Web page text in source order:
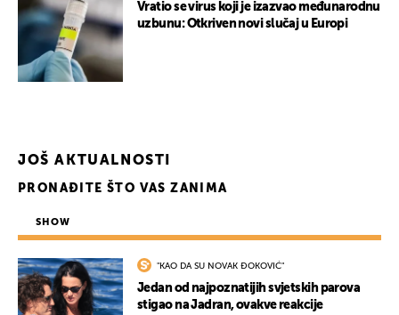
Vratio se virus koji je izazvao međunarodnu
uzbunu: Otkriven novi slučaj u Europi
JOŠ AKTUALNOSTI
PRONAĐITE ŠTO VAS ZANIMA
SHOW
"KAO DA SU NOVAK ĐOKOVIĆ"
Jedan od najpoznatijih svjetskih parova
stigao na Jadran, ovakve reakcije